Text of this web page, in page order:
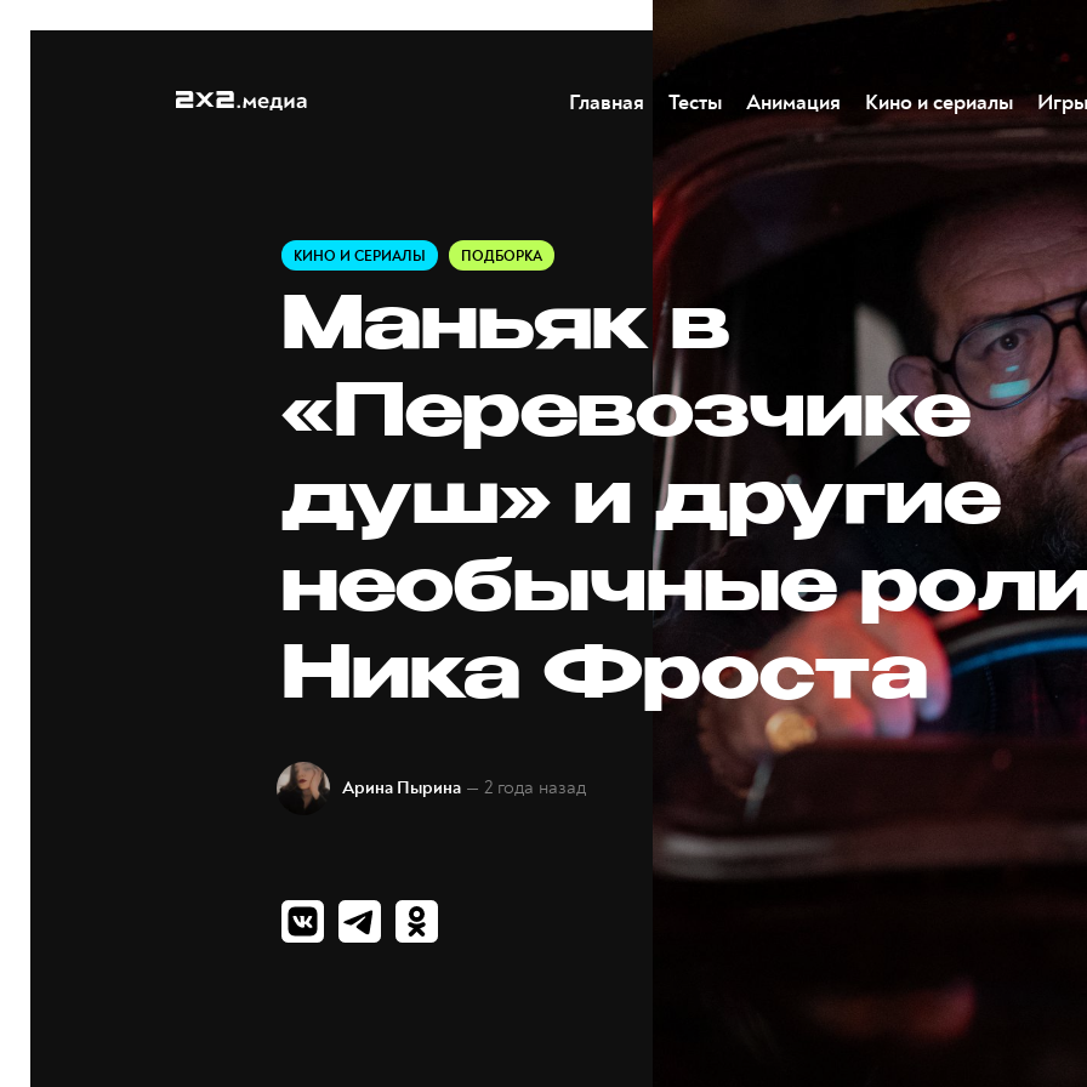
Главная Тесты Анимация Кино и сериалы Игры
КИНО И СЕРИАЛЫ ПОДБОРКА
Маньяк в
«Перевозчике
душ» и другие
необычные
Ника Фроста
Арина Пырина — 2 года назад